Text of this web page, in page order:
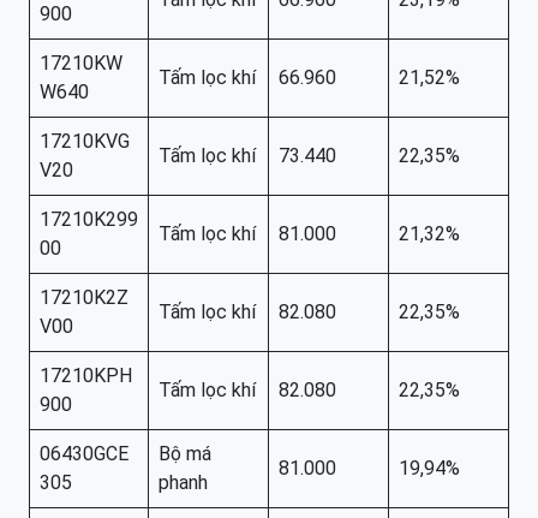
900
17210KW
W640
Tấm lọc khí 66.960 21,52%
17210KVG
V20
Tấm lọc khí 73.440 22,35%
17210K299
00
Tấm lọc khí 81.000 21,32%
17210K2Z
V00
Tấm lọc khí 82.080 22,35%
17210KPH
900
Tấm lọc khí 82.080 22,35%
06430GCE
305
Bộ má
phanh
81.000 19,94%